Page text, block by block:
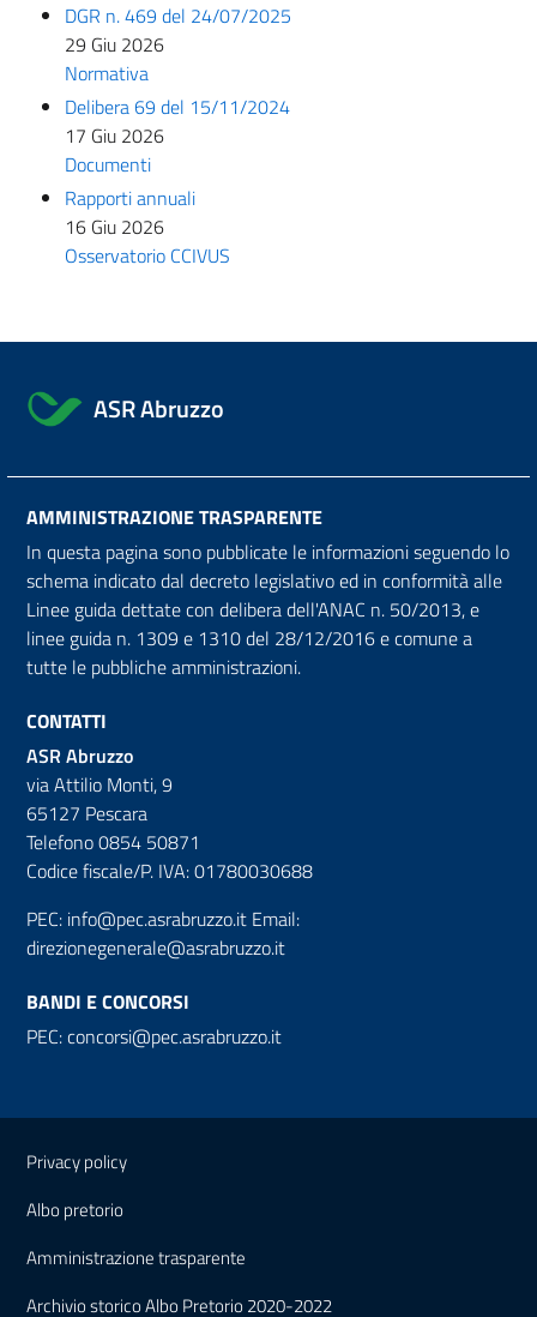
DGR n. 469 del 24/07/2025
29 Giu 2026
Normativa
Delibera 69 del 15/11/2024
17 Giu 2026
Documenti
Rapporti annuali
16 Giu 2026
Osservatorio CCIVUS
ASR Abruzzo
AMMINISTRAZIONE TRASPARENTE
In questa pagina sono pubblicate le informazioni seguendo lo
schema indicato dal decreto legislativo ed in conformità alle
Linee guida dettate con delibera dell'ANAC n. 50/2013, e
linee guida n. 1309 e 1310 del 28/12/2016 e comune a
tutte le pubbliche amministrazioni.
CONTATTI
ASR Abruzzo
via Attilio Monti, 9
65127 Pescara
Telefono 0854 50871
Codice fiscale/P. IVA: 01780030688
PEC: info@pec.asrabruzzo.it Email:
direzionegenerale@asrabruzzo.it
BANDI E CONCORSI
PEC:concorsi@pec.asrabruzzo.it
Small
prints
Useful links section
Privacy policy
Albo pretorio
Amministrazione trasparente
Archivio storico Albo Pretorio 2020-2022